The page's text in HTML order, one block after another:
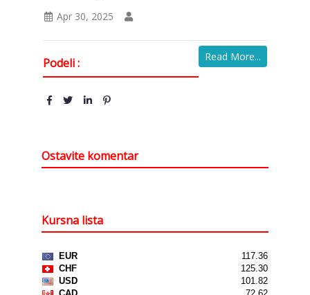
Apr 30, 2025
Read More...
Podeli :
Ostavite komentar
Kursna lista